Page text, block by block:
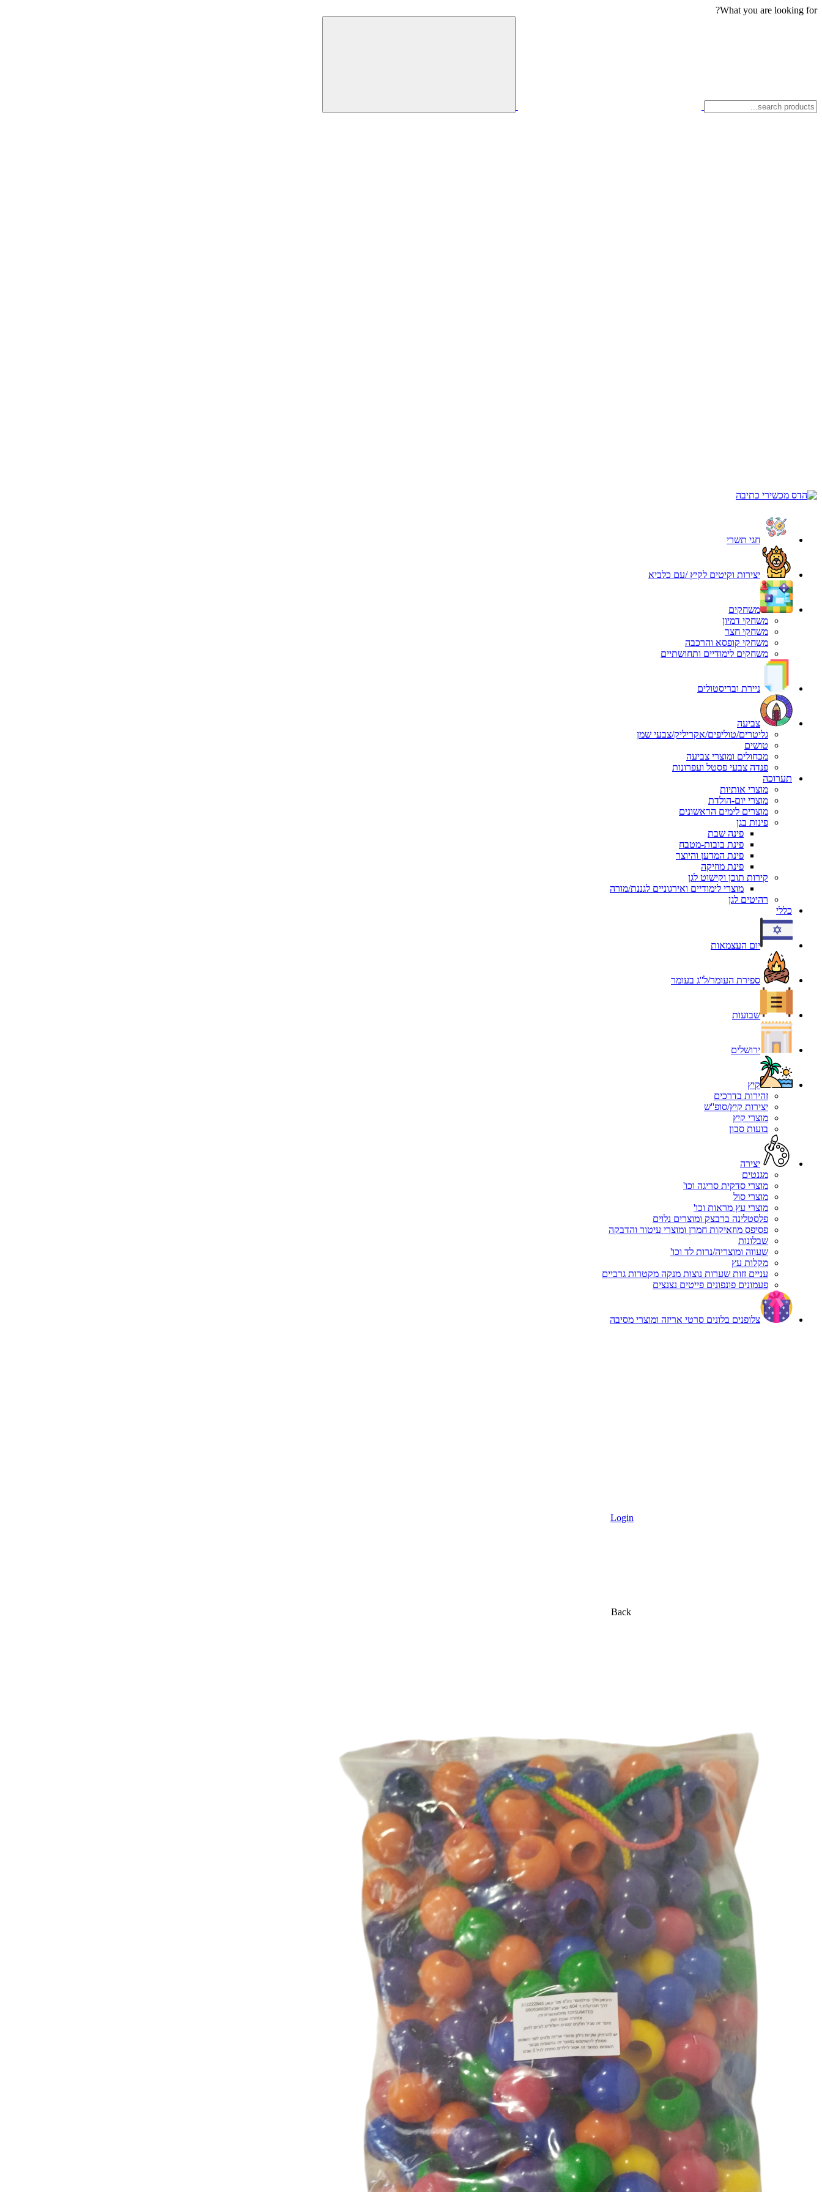
What you are looking for?
חגי תשרי
יצירות וקיטים לקיץ /עם כלביא
משחקים
משחקי דמיון
משחקי חצר
משחקי קופסא והרכבה
משחקים לימודיים ותחושתיים
ניירת ובריסטולים
צביעה
גליטרים/טוליפים/אקריליק/צבעי שמן
טושים
מכחולים ומוצרי צביעה
פנדה צבעי פסטל ועפרונות
תערוכה
מוצרי אותיות
מוצרי יום-הולדת
מוצרים לימים הראשונים
פינות בגן
פינה שבת
פינת בובות-מטבח
פינת המדען והיוצר
פינת מוזיקה
קירות תוכן וקישוט לגן
מוצרי לימודיים ואירגוניים לגננת/מורה
רהיטים לגן
כללי
יום העצמאות
ספירת העומר/ל''ג בעומר
שבועות
ירושלים
קיץ
זהירות בדרכים
יצירות קיץ/סופ''ש
מוצרי קיץ
בועות סבון
יצירה
מגנטים
מוצרי סדקית סריגה וכו'
מוצרי סול
מוצרי עץ מראות וכו'
פלסטלינה ברבצק ומוצרים נלוים
פסיפס מוזאיקות חמרן ומוצרי עיטור והדבקה
שבלונות
שעווה ומוצריה/נרות לד וכו'
מקלות עץ
עניים זזות שערות נוצות מנקה מקטרות גרביים
פעמונים פונפונים פייטים נצנצים
צלופנים בלונים סרטי אריזה ומוצרי מסיבה
Login